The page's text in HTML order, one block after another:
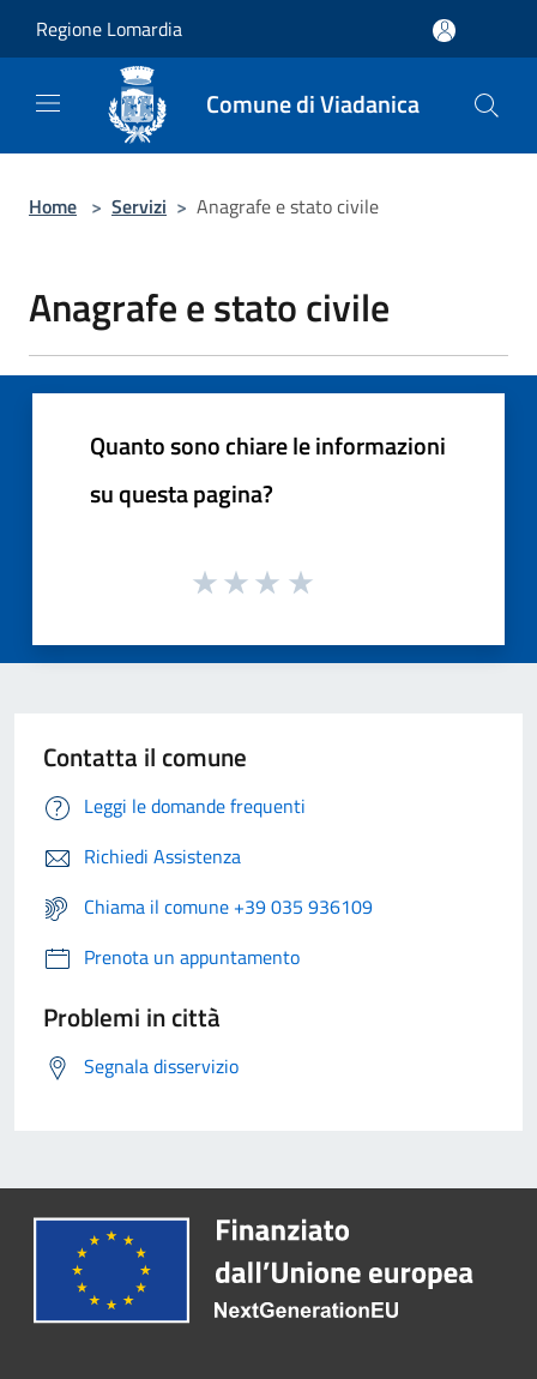
Regione Lomardia
Comune di Viadanica
Home > Servizi > Anagrafe e stato civile
Anagrafe e stato civile
Quanto sono chiare le informazioni
su questa pagina?
Contatta il comune
Leggi le domande frequenti
Richiedi Assistenza
Chiama il comune +39 035 936109
Prenota un appuntamento
Problemi in città
Segnala disservizio